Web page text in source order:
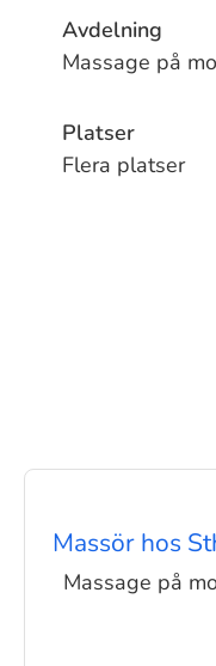
Avdelning
Massage på
Platser
Flera platser
Massör hos
Massage på